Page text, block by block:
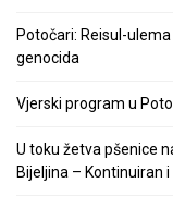
Potočari: Reisul-
genocida
Vjerski program u
U toku žetva pšenice
Bijeljina – Kontinuiran